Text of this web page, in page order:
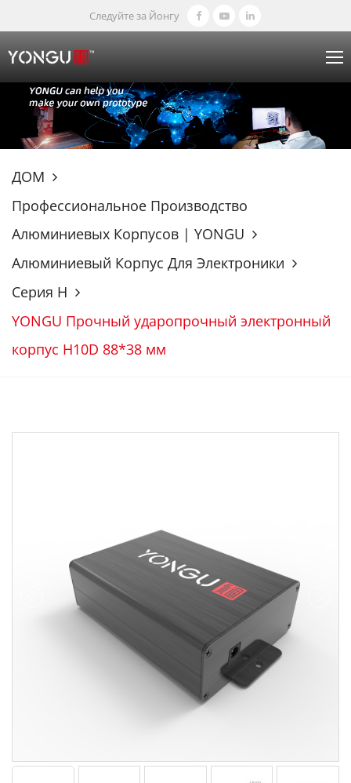
Следуйте за Йонгу
ДОМ
Профессиональное Производство
Алюминиевых Корпусов | YONGU
Алюминиевый Корпус Для Электроники
Серия H
YONGU Прочный ударопрочный электронный
корпус H10D 88*38 мм